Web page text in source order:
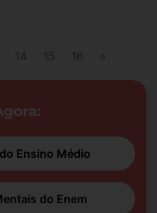
14 15 16 »
Ensino Médio
do Enem